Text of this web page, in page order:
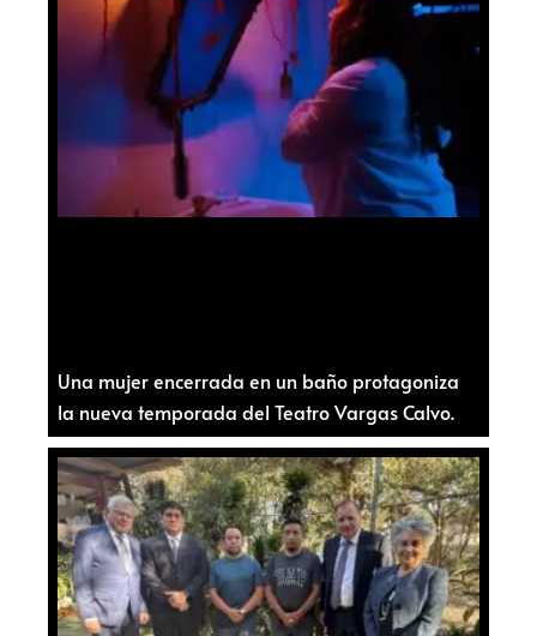
Una mujer encerrada en un baño protagoniza
la nueva temporada del Teatro Vargas Calvo.